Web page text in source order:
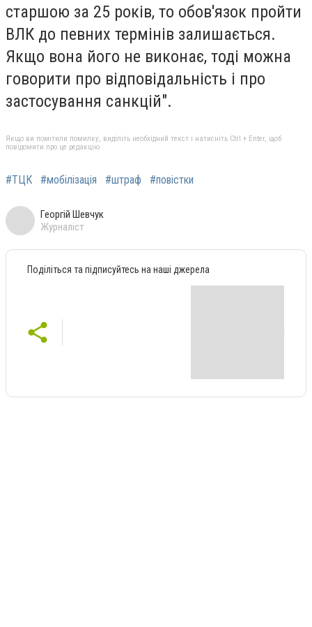
старшою за 25 років, то обов'язок пройти
ВЛК до певних термінів залишається.
Якщо вона його не виконає, тоді можна
говорити про відповідальність і про
застосування санкцій".
Якщо ви помітили помилку, виділіть необхідний текст і натисніть Ctrl + Enter, щоб
повідомити про це редакцію
#ТЦК #мобілізація #штраф #повістки
Георгій Шевчук
Журналіст
Поділіться та підписуйтесь на наші джерела